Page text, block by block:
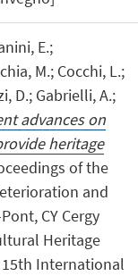
E.;
M.; Cocchi, L.;
D.; Gabrielli, A.;
advances on
heritage
of the
and
CY Cergy
Heritage
15th International